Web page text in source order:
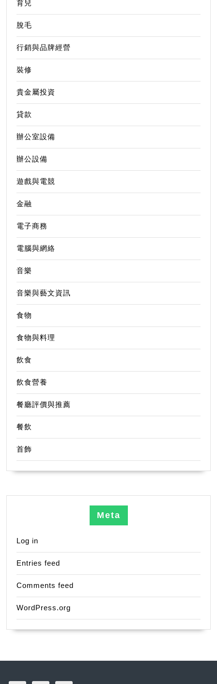
育兒
脫毛
行銷與品牌經營
裝修
貴金屬投資
貸款
辦公室設備
辦公設備
遊戲與電競
金融
電子商務
電腦與網絡
音樂
音樂與藝文資訊
食物
食物與料理
飲食
飲食營養
餐廳評價與推薦
餐飲
首飾
Meta
Log in
Entries feed
Comments feed
WordPress.org